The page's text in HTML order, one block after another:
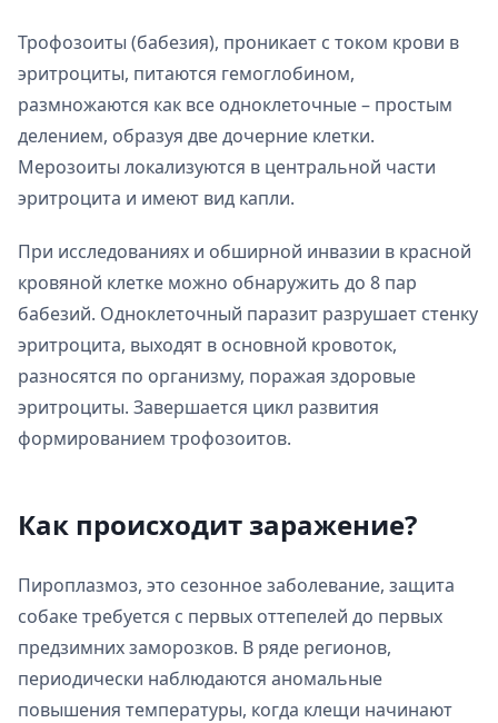
Трофозоиты (бабезия), проникает с током крови в
эритроциты, питаются гемоглобином,
размножаются как все одноклеточные – простым
делением, образуя две дочерние клетки.
Мерозоиты локализуются в центральной части
эритроцита и имеют вид капли.
При исследованиях и обширной инвазии в красной
кровяной клетке можно обнаружить до 8 пар
бабезий. Одноклеточный паразит разрушает стенку
эритроцита, выходят в основной кровоток,
разносятся по организму, поражая здоровые
эритроциты. Завершается цикл развития
формированием трофозоитов.
Как происходит заражение?
Пироплазмоз, это сезонное заболевание, защита
собаке требуется с первых оттепелей до первых
предзимних заморозков. В ряде регионов,
периодически наблюдаются аномальные
повышения температуры, когда клещи начинают